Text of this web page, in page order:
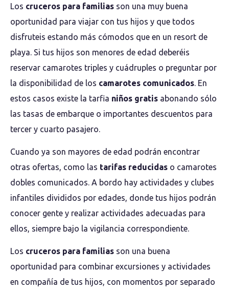
Los cruceros para familias son una muy buena
oportunidad para viajar con tus hijos y que todos
disfruteis estando más cómodos que en un resort de
playa. Si tus hijos son menores de edad deberéis
reservar camarotes triples y cuádruples o preguntar por
la disponibilidad de los camarotes comunicados. En
estos casos existe la tarfia niños gratis abonando sólo
las tasas de embarque o importantes descuentos para
tercer y cuarto pasajero.
Cuando ya son mayores de edad podrán encontrar
otras ofertas, como las tarifas reducidas o camarotes
dobles comunicados. A bordo hay actividades y clubes
infantiles divididos por edades, donde tus hijos podrán
conocer gente y realizar actividades adecuadas para
ellos, siempre bajo la vigilancia correspondiente.
Los cruceros para familias son una buena
oportunidad para combinar excursiones y actividades
en compañía de tus hijos, con momentos por separado